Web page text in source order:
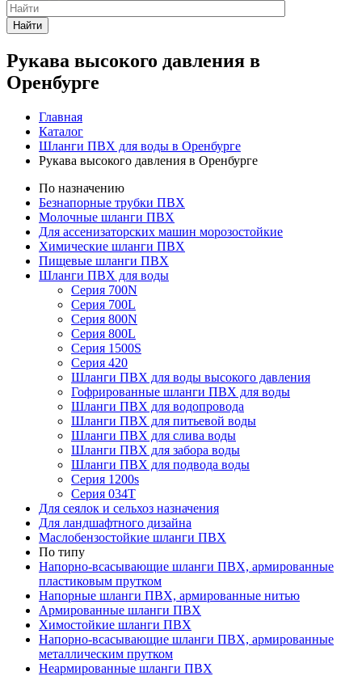
Найти
Рукава высокого давления в
Оренбурге
Главная
Каталог
Шланги ПВХ для воды в Оренбурге
Рукава высокого давления в Оренбурге
По назначению
Безнапорные трубки ПВХ
Молочные шланги ПВХ
Для ассенизаторских машин морозостойкие
Химические шланги ПВХ
Пищевые шланги ПВХ
Шланги ПВХ для воды
Серия 700N
Серия 700L
Серия 800N
Серия 800L
Серия 1500S
Серия 420
Шланги ПВХ для воды высокого давления
Гофрированные шланги ПВХ для воды
Шланги ПВХ для водопровода
Шланги ПВХ для питьевой воды
Шланги ПВХ для слива воды
Шланги ПВХ для забора воды
Шланги ПВХ для подвода воды
Серия 1200s
Серия 034Т
Для сеялок и сельхоз назначения
Для ландшафтного дизайна
Маслобензостойкие шланги ПВХ
По типу
Напорно-всасывающие шланги ПВХ, армированные
пластиковым прутком
Напорные шланги ПВХ, армированные нитью
Армированные шланги ПВХ
Химостойкие шланги ПВХ
Напорно-всасывающие шланги ПВХ, армированные
металлическим прутком
Неармированные шланги ПВХ